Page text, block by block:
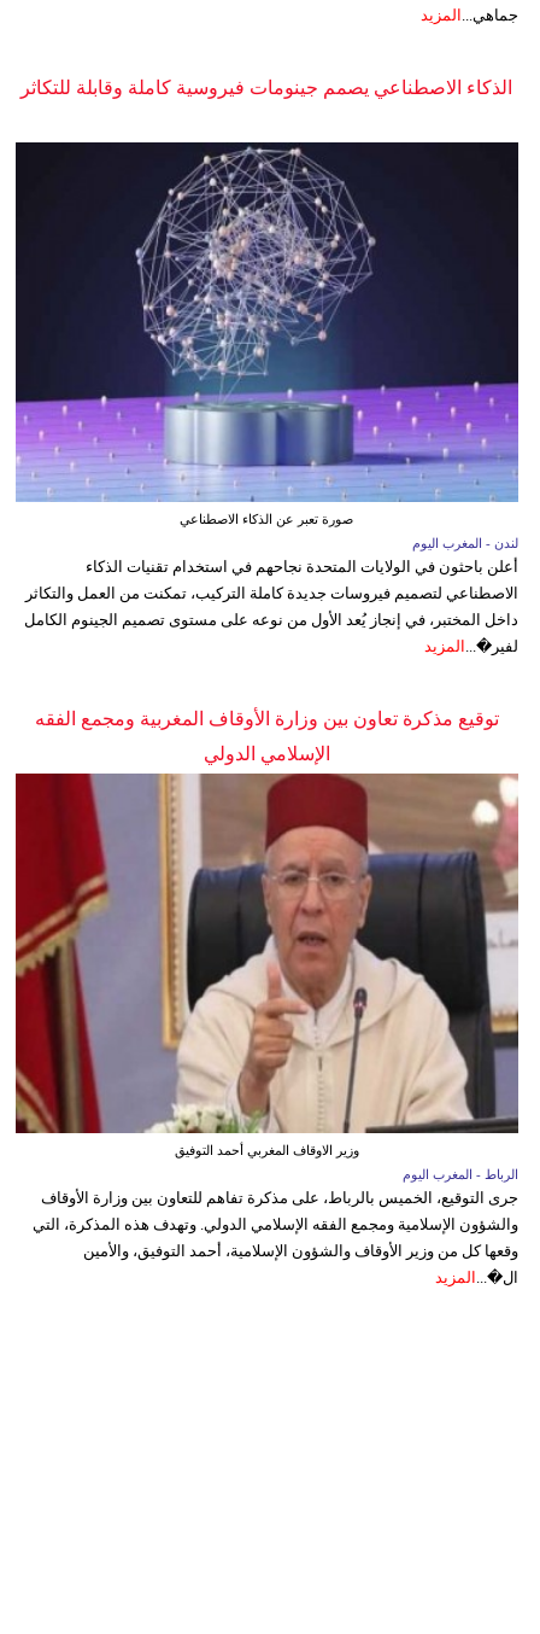
جماهي... المزيد
الذكاء الاصطناعي يصمم جينومات فيروسية كاملة وقابلة للتكاثر
صورة تعبر عن الذكاء الاصطناعي
لندن - المغرب اليوم
أعلن باحثون في الولايات المتحدة نجاحهم في استخدام تقنيات الذكاء
الاصطناعي لتصميم فيروسات جديدة كاملة التركيب، تمكنت من العمل والتكاثر
داخل المختبر، في إنجاز يُعد الأول من نوعه على مستوى تصميم الجينوم الكامل
لفير�...
المزيد
توقيع مذكرة تعاون بين وزارة الأوقاف المغربية ومجمع الفقه
الإسلامي الدولي
وزير الاوقاف المغربي أحمد التوفيق
الرباط - المغرب اليوم
جرى التوقيع، الخميس بالرباط، على مذكرة تفاهم للتعاون بين وزارة الأوقاف
والشؤون الإسلامية ومجمع الفقه الإسلامي الدولي. وتهدف هذه المذكرة، التي
وقعها كل من وزير الأوقاف والشؤون الإسلامية، أحمد التوفيق، والأمين
ال�... المزيد